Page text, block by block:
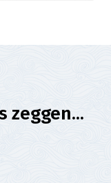
zeggen...